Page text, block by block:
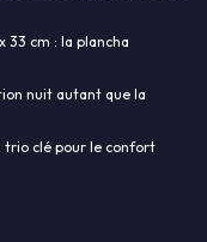
33 cm : la plancha
nuit autant que la
trio clé pour le confort